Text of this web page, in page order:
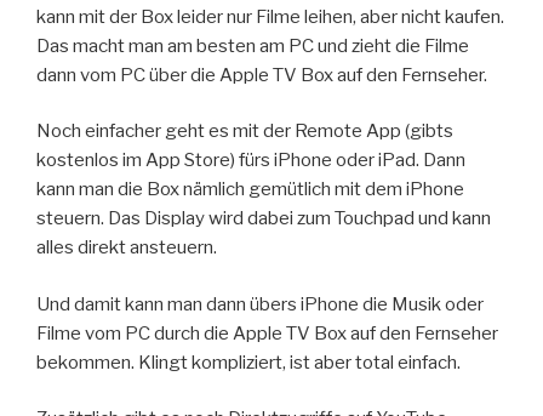
kann mit der Box leider nur Filme leihen, aber nicht kaufen.
Das macht man am besten am PC und zieht die Filme
dann vom PC über die Apple TV Box auf den Fernseher.
Noch einfacher geht es mit der Remote App (gibts
kostenlos im App Store) fürs iPhone oder iPad. Dann
kann man die Box nämlich gemütlich mit dem iPhone
steuern. Das Display wird dabei zum Touchpad und kann
alles direkt ansteuern.
Und damit kann man dann übers iPhone die Musik oder
Filme vom PC durch die Apple TV Box auf den Fernseher
bekommen. Klingt kompliziert, ist aber total einfach.